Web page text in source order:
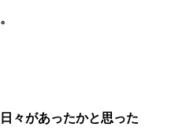
々があったかと思った